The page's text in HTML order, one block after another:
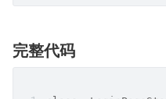
完整代码